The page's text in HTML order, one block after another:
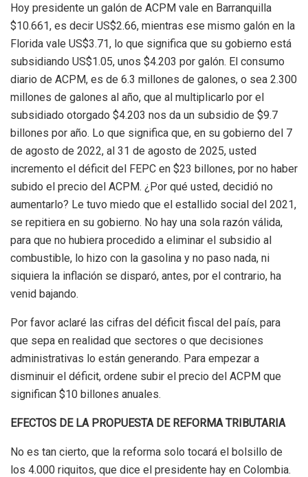
Hoy presidente un galón de ACPM vale en Barranquilla
$10.661, es decir US$2.66, mientras ese mismo galón en la
Florida vale US$3.71, lo que significa que su gobierno está
subsidiando US$1.05, unos $4.203 por galón. El consumo
diario de ACPM, es de 6.3 millones de galones, o sea 2.300
millones de galones al año, que al multiplicarlo por el
subsidiado otorgado $4.203 nos da un subsidio de $9.7
billones por año. Lo que significa que, en su gobierno del 7
de agosto de 2022, al 31 de agosto de 2025, usted
incremento el déficit del FEPC en $23 billones, por no haber
subido el precio del ACPM. ¿Por qué usted, decidió no
aumentarlo? Le tuvo miedo que el estallido social del 2021,
se repitiera en su gobierno. No hay una sola razón válida,
para que no hubiera procedido a eliminar el subsidio al
combustible, lo hizo con la gasolina y no paso nada, ni
siquiera la inflación se disparó, antes, por el contrario, ha
venid bajando.
Por favor aclaré las cifras del déficit fiscal del país, para
que sepa en realidad que sectores o que decisiones
administrativas lo están generando. Para empezar a
disminuir el déficit, ordene subir el precio del ACPM que
significan $10 billones anuales.
EFECTOS DE LA PROPUESTA DE REFORMA TRIBUTARIA
No es tan cierto, que la reforma solo tocará el bolsillo de
los 4.000 riquitos, que dice el presidente hay en Colombia.